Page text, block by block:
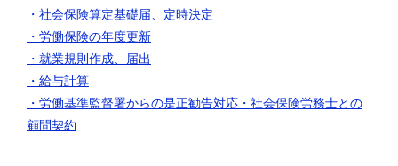
・社会保険算定基礎届、定時決定
・労働保険の年度更新
・就業規則作成、届出
・給与計算
・労働基準監督署からの是正勧告対応 ・社会保険労務士との
顧問契約